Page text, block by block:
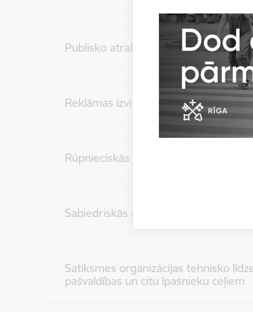
Publisko atrakciju iekārtu
Reklāmas izvietošanas atļaujas
Rūpnieciskās zvejas tiesību
Sabiedriskās ēdināšanas
Satiksmes organizācijas tehnisko
pašvaldības un citu īpašnieku ceļiem